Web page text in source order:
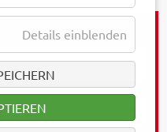
Details einblenden